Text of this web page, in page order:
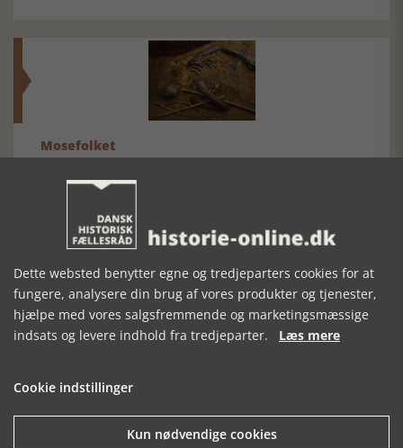
Mosefolket
Silkeborg Hovedgården
Historisk festival i Faaborg
oktober - 1. november 2026
Dette websted benytter egne og tredjeparters cookies for at
fungere, analysere din brug af vores produkter og tjenester,
hjælpe med vores salgsfremmende og marketingsmæssige
indsats og levere indhold fra tredjeparter. Læs mere
Cookie indstillinger
Kun nødvendige cookies